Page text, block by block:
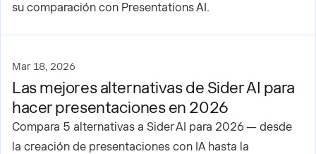
su comparación con Presentations AI.
Mar 18, 2026
Las mejores alternativas de Sider AI para
hacer presentaciones en 2026
Compara 5 alternativas a Sider AI para 2026 — desde
la creación de presentaciones con IA hasta la